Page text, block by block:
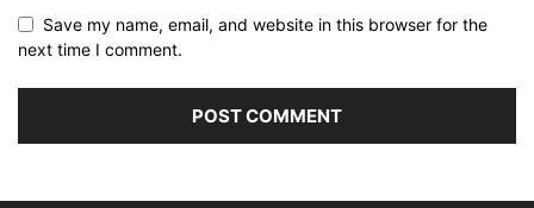
Save my name, email, and website in this browser for the
next time I comment.